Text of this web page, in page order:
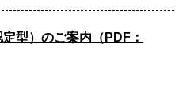
型）のご案内（PDF：